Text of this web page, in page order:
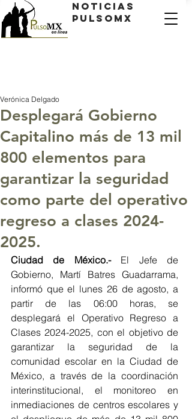
Noticias
PulsoMX
Desplegará Gobierno
Capitalino más de 13 mil
800 elementos para
garantizar la seguridad
como parte del operativo
regreso a clases 2024-
2025.
Verónica Delgado
Ciudad de México.- El Jefe de
Gobierno, Martí Batres Guadarrama,
informó que el lunes 26 de agosto, a
partir de las 06:00 horas, se
desplegará el Operativo Regreso a
Clases 2024-2025, con el objetivo de
garantizar la seguridad de la
comunidad escolar en la Ciudad de
México, a través de la coordinación
interinstitucional, el monitoreo en
inmediaciones de centros escolares y